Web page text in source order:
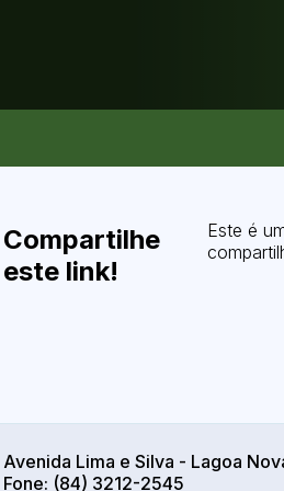
Compartilhe
este link!
Este é
Avenida Lima e Silva - Lagoa
Fone: (84) 3212-2545